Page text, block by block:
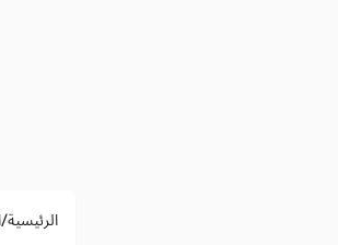
الرئيسية/